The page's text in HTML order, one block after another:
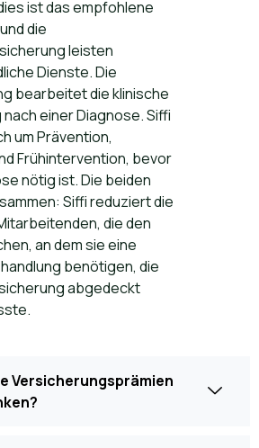
ist das empfohlene
die
leisten
Dienste. Die
bearbeitet die klinische
einer Diagnose. Siffi
um Prävention,
Frühintervention, bevor
nötig ist. Die beiden
Siffi reduziert die
die den
an dem sie eine
benötigen, die
abgedeckt
Versicherungsprämien